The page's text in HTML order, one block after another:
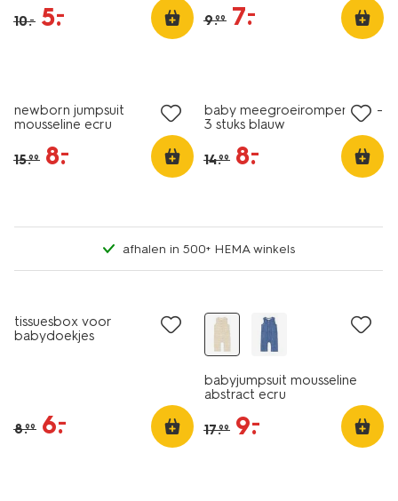
10.– 5.
– 9.99 7.
–
newborn jumpsuit
mousseline ecru
15.99 8.
–
baby meegroeirompers rib -
3 stuks blauw
14.99 8.
–
afhalen in 500+ HEMA winkels
tissuesbox voor
babydoekjes
8.99 6.
–
babyjumpsuit mousseline
abstract ecru
17.99 9.
–